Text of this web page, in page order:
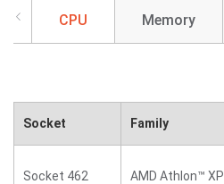
CPU Memory
Socket Family
Socket 462 AMD Athlon™ XP